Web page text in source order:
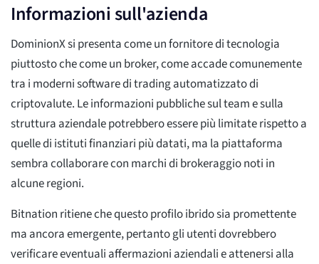
Informazioni sull'azienda
DominionX si presenta come un fornitore di tecnologia
piuttosto che come un broker, come accade comunemente
tra i moderni software di trading automatizzato di
criptovalute. Le informazioni pubbliche sul team e sulla
struttura aziendale potrebbero essere più limitate rispetto a
quelle di istituti finanziari più datati, ma la piattaforma
sembra collaborare con marchi di brokeraggio noti in
alcune regioni.
Bitnation ritiene che questo profilo ibrido sia promettente
ma ancora emergente, pertanto gli utenti dovrebbero
verificare eventuali affermazioni aziendali e attenersi alla